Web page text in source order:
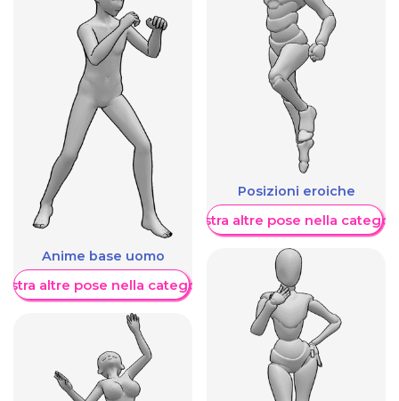
Anime base uomo
altre pose nella categoria
Posizioni eroiche
Mostra altre pose nella